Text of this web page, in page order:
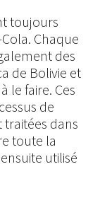
toujours
Chaque
des
de Bolivie et
le faire. Ces
de
traitées dans
toute la
utilisé